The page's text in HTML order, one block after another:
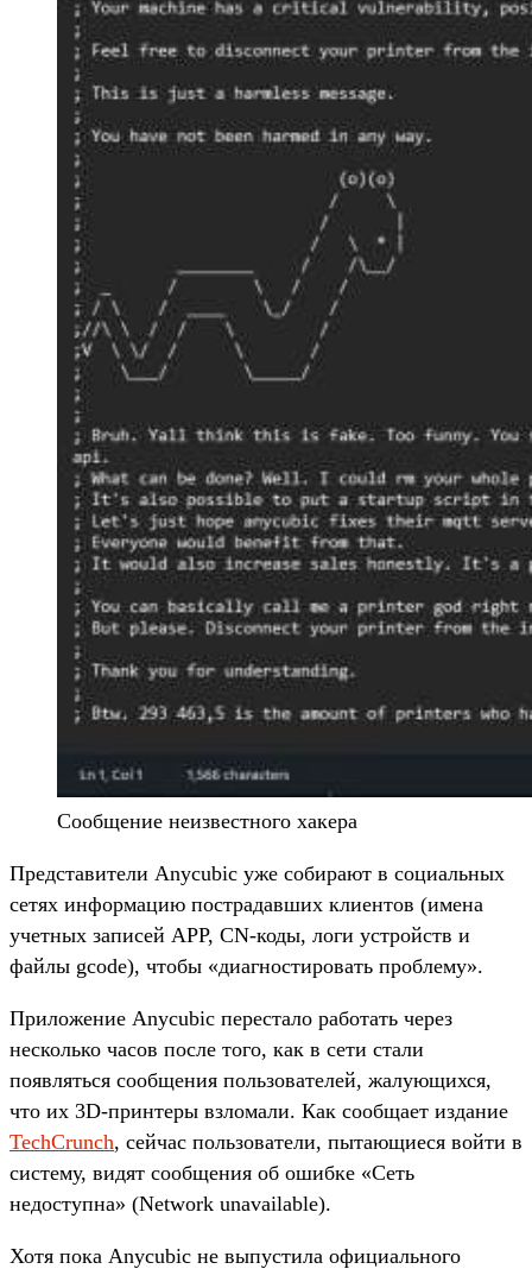
Сообщение неизвестного хакера
Представители Anycubic уже собирают в социальных
сетях информацию пострадавших клиентов (имена
учетных записей APP, CN-коды, логи устройств и
файлы gcode), чтобы «диагностировать проблему».
Приложение Anycubic перестало работать через
несколько часов после того, как в сети стали
появляться сообщения пользователей, жалующихся,
что их 3D-принтеры взломали. Как сообщает издание
TechCrunch, сейчас пользователи, пытающиеся войти в
систему, видят сообщения об ошибке «Сеть
недоступна» (Network unavailable).
Хотя пока Anycubic не выпустила официального